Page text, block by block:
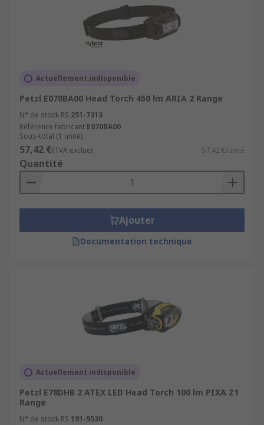
Actuellement indisponible
Petzl E070BA00 Head Torch 450 lm ARIA 2 Range
N° de stock RS 251-7313
Référence fabricant E070BA00
Sous-total (1 unité)
57,42 €(TVA exclue) 57,42 €/unité
Quantité
Ajouter
Documentation technique
Actuellement indisponible
Petzl E78DHB 2 ATEX LED Head Torch 100 lm PIXA Z1
Range
N° de stock RS 191-9530